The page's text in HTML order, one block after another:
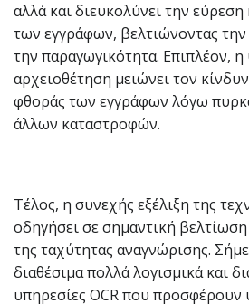
αλλά και διευκολύνει την
των εγγράφων, βελτιώνοντας την
την παραγωγικότητα. Επιπλέον,
αρχειοθέτηση μειώνει τον
φθοράς των εγγράφων λόγω
άλλων καταστροφών.
Τέλος, η συνεχής εξέλιξη της
οδηγήσει σε σημαντική βελτίωση
της ταχύτητας αναγνώρισης.
διαθέσιμα πολλά λογισμικά και
υπηρεσίες OCR που προσφέρουν